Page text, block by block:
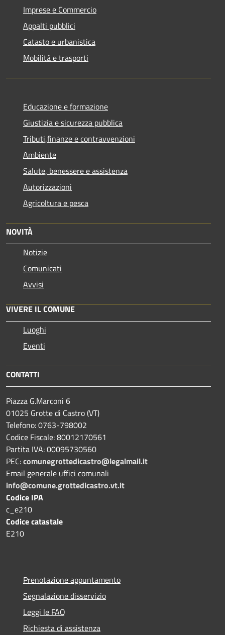
Imprese e Commercio
Appalti pubblici
Catasto e urbanistica
Mobilità e trasporti
Educazione e formazione
Giustizia e sicurezza pubblica
Tributi,finanze e contravvenzioni
Ambiente
Salute, benessere e assistenza
Autorizzazioni
Agricoltura e pesca
NOVITÀ
Notizie
Comunicati
Avvisi
VIVERE IL COMUNE
Luoghi
Eventi
CONTATTI
Piazza G.Marconi 6
01025 Grotte di Castro (VT)
Telefono: 0763-798002
Codice Fiscale: 80012170561
Partita IVA: 00095730560
PEC:comunegrottedicastro@legalmail.it
Email generale uffici comunali
info@comune.grottedicastro.vt.it
Codice IPA
c_e210
Codice catastale
E210
Prenotazione appuntamento
Segnalazione disservizio
Leggi le FAQ
Richiesta di assistenza